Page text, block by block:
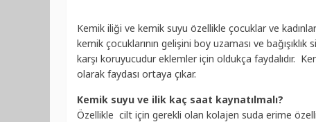
Kemik iliği ve kemik suyu özellikle çocuklar ve
kemik çocuklarının gelişini boy uzaması ve
karşı koruyucudur eklemler için oldukça faydalıdır.
olarak faydası ortaya çıkar.
Kemik suyu ve ilik kaç saat kaynatılmalı?
Özellikle cilt için gerekli olan kolajen suda erime